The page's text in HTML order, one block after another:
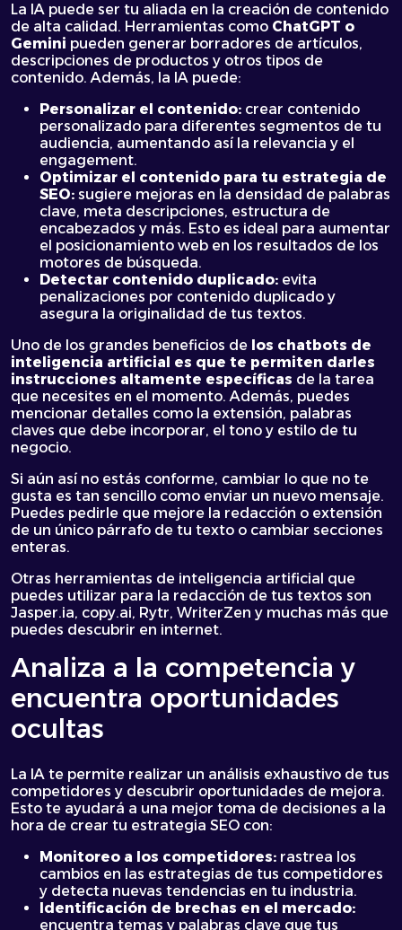
La IA puede ser tu aliada en la creación de contenido
de alta calidad. Herramientas como ChatGPT o
Gemini pueden generar borradores de artículos,
descripciones de productos y otros tipos de
contenido. Además, la IA puede:
Personalizar el contenido: crear contenido
personalizado para diferentes segmentos de tu
audiencia, aumentando así la relevancia y el
engagement.
Optimizar el contenido para tu estrategia de
SEO: sugiere mejoras en la densidad de palabras
clave, meta descripciones, estructura de
encabezados y más. Esto es ideal para aumentar
el posicionamiento web en los resultados de los
motores de búsqueda.
Detectar contenido duplicado: evita
penalizaciones por contenido duplicado y
asegura la originalidad de tus textos.
Uno de los grandes beneficios de los chatbots de
inteligencia artificial es que te permiten darles
instrucciones altamente específicas de la tarea
que necesites en el momento. Además, puedes
mencionar detalles como la extensión, palabras
claves que debe incorporar, el tono y estilo de tu
negocio.
Si aún así no estás conforme, cambiar lo que no te
gusta es tan sencillo como enviar un nuevo mensaje.
Puedes pedirle que mejore la redacción o extensión
de un único párrafo de tu texto o cambiar secciones
enteras.
Otras herramientas de inteligencia artificial que
puedes utilizar para la redacción de tus textos son
Jasper.ia, copy.ai, Rytr, WriterZen y muchas más que
puedes descubrir en internet.
Analiza a la competencia y
encuentra oportunidades
ocultas
La IA te permite realizar un análisis exhaustivo de tus
competidores y descubrir oportunidades de mejora.
Esto te ayudará a una mejor toma de decisiones a la
hora de crear tu estrategia SEO con:
Monitoreo a los competidores: rastrea los
cambios en las estrategias de tus competidores
y detecta nuevas tendencias en tu industria.
Identificación de brechas en el mercado:
encuentra temas y palabras clave que tus